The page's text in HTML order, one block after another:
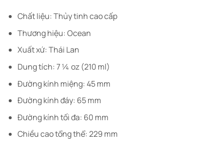
Chất liệu: Thủy tinh cao cấp
Thương hiệu: Ocean
Xuất xứ: Thái Lan
Dung tích: 7 ¼ oz (210 ml)
Đường kính miệng: 45 mm
Đường kính đáy: 65 mm
Đường kính tối đa: 60 mm
Chiều cao tổng thể: 229 mm